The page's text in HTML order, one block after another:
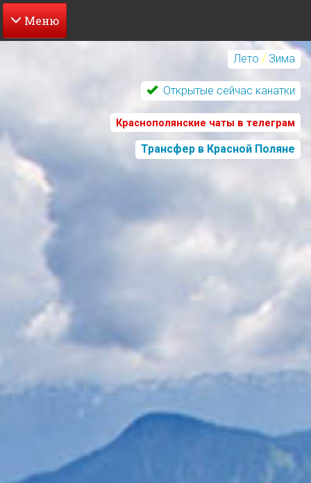
Перейти
Лето / Зима
Открытые сейчас канатки
Краснополянские чаты в телеграм
Трансфер в Красной Поляне